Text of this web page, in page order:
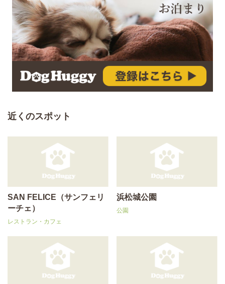
近くのスポット
SAN FELICE（サンフェリ
ーチェ）
レストラン・カフェ
浜松城公園
公園